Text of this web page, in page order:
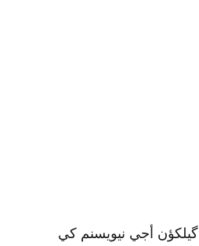
و ناگزیر «نامه» فضای
مفهومی می‌کند که «نامه»
أجي نيويسنم کي